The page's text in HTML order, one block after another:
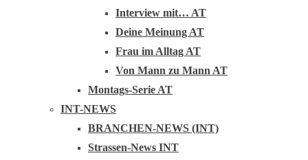
Interview mit… AT
Deine Meinung AT
Frau im Alltag AT
Von Mann zu Mann AT
Montags-Serie AT
INT-NEWS
BRANCHEN-NEWS (INT)
Strassen-News INT